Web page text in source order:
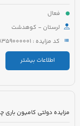
فعال
لرستان - کوهدشت
کد مزایده : 5220008359000001
اطلاعات بیشتر